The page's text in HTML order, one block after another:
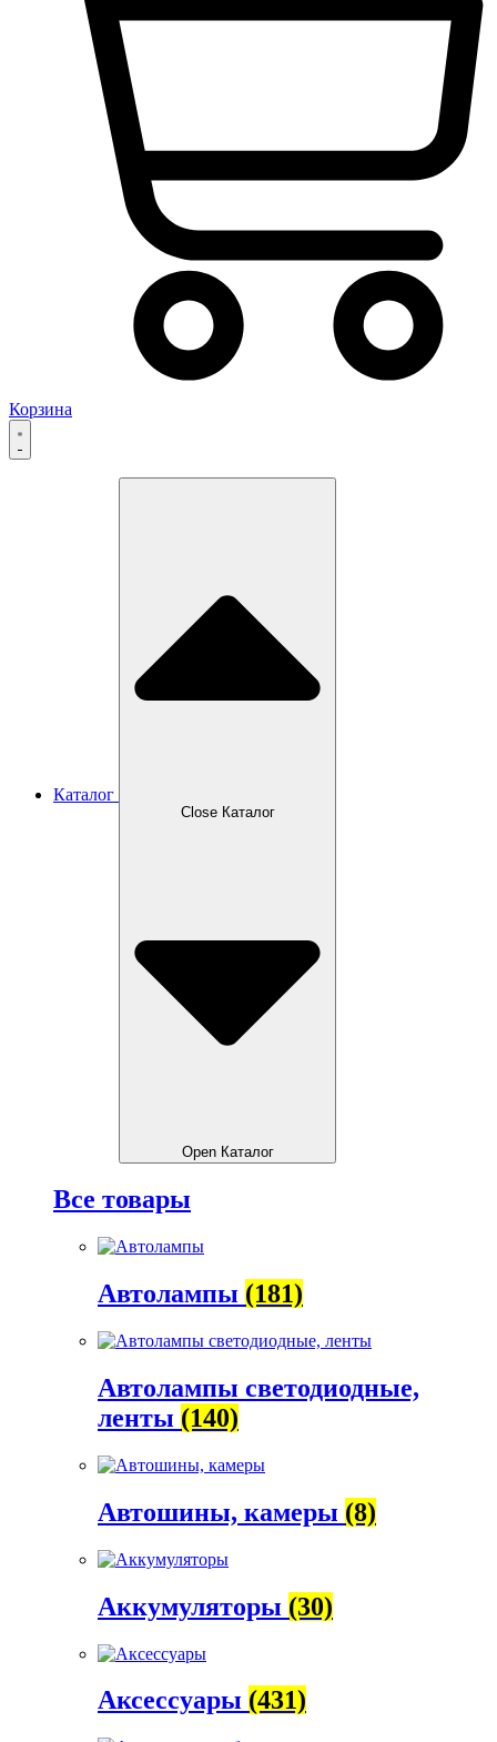
Корзина
Каталог
Close Каталог
Open Каталог
Все товары
Автолампы (181)
Автолампы светодиодные,
ленты (140)
Автошины, камеры (8)
Аккумуляторы (30)
Аксессуары (431)